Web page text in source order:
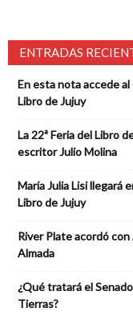
ENTRADAS
En esta nota accede
Libro de Jujuy
La 22ª Feria del Libro
escritor Julio Molina
María Julia Lisi llegará
Libro de Jujuy
River Plate acordó
Almada
¿Qué tratará el
Tierras?